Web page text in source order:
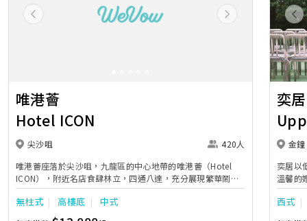
Previous Next
唯港薈
Hotel ICON
尖沙咀
420人
唯港薈座落於尖沙咀，九龍區的中心地帶的唯港薈（Hotel
ICON），附近名店食肆林立，四通八達，充分展現繁華鬧巿
中的活力個性，成為一眾準新人舉辦婚宴的熱門之選。專業團
隊由策劃統籌至所有婚宴每個細節，唯港薈都力臻完美，保證
讓您留下獨特的醉人回憶。 擁有時尚高樓頂的Silverbox宴會
無柱式 高樓底 中式
奕居
金鐘
奕居以
溫馨的
團隊會
西式